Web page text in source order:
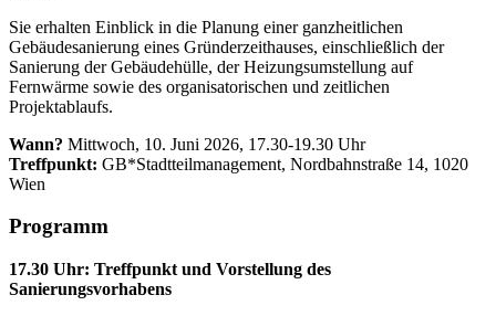
Sie erhalten Einblick in die Planung einer ganzheitlichen
Gebäudesanierung eines Gründerzeithauses, einschließlich der
Sanierung der Gebäudehülle, der Heizungsumstellung auf
Fernwärme sowie des organisatorischen und zeitlichen
Projektablaufs.
Wann? Mittwoch, 10. Juni 2026, 17.30-19.30 Uhr
Treffpunkt: GB*Stadtteilmanagement, Nordbahnstraße 14, 1020
Wien
Programm
17.30 Uhr: Treffpunkt und Vorstellung des
Sanierungsvorhabens